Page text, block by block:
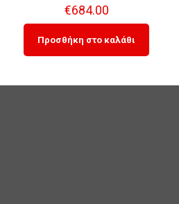
€684.00
Προσθήκη στο καλάθι